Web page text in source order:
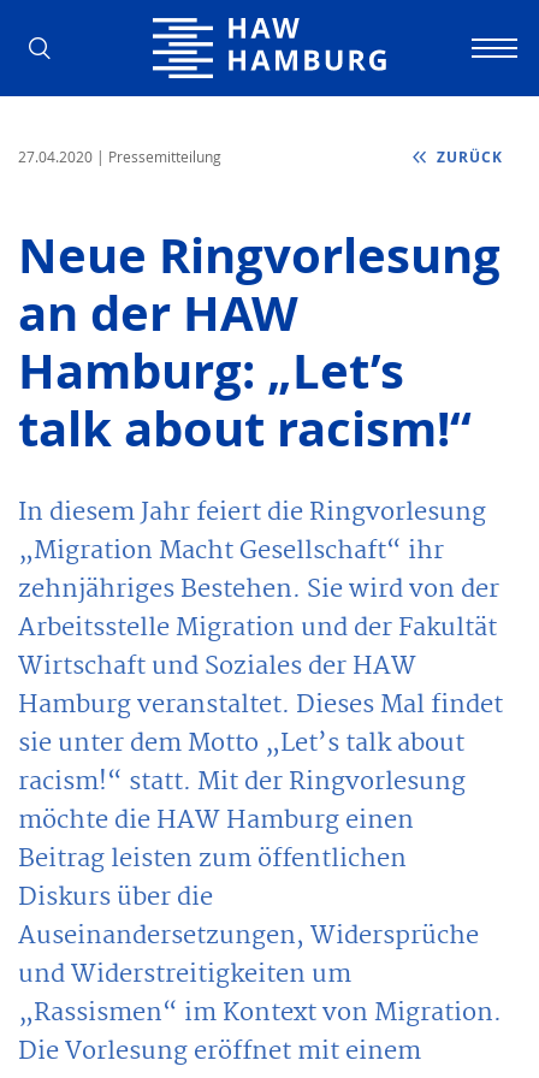
Hochschule für Angewandte
27.04.2020 | Pressemitteilung ZURÜCK
Neue Ringvorlesung
an der HAW
Hamburg: „Let’s
talk about racism!“
In diesem Jahr feiert die Ringvorlesung
„Migration Macht Gesellschaft“ ihr
zehnjähriges Bestehen. Sie wird von der
Arbeitsstelle Migration und der Fakultät
Wirtschaft und Soziales der HAW
Hamburg veranstaltet. Dieses Mal findet
sie unter dem Motto „Let’s talk about
racism!“ statt. Mit der Ringvorlesung
möchte die HAW Hamburg einen
Beitrag leisten zum öffentlichen
Diskurs über die
Auseinandersetzungen, Widersprüche
und Widerstreitigkeiten um
„Rassismen“ im Kontext von Migration.
Die Vorlesung eröffnet mit einem